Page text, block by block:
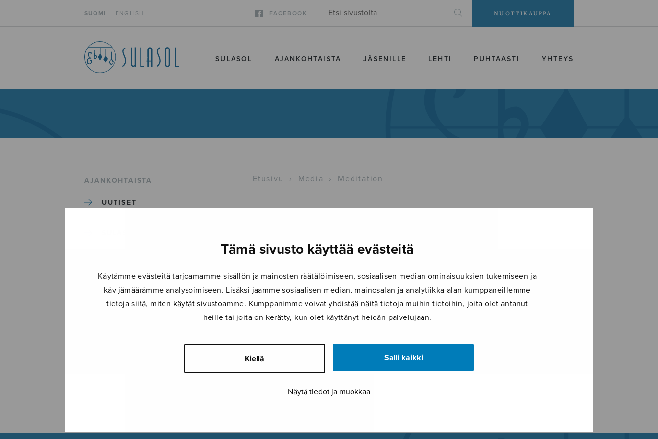
Tämä sivusto käyttää evästeitä
Käytämme evästeitä tarjoamamme sisällön ja mainosten räätälöimiseen, sosiaalisen median ominaisuuksien tukemiseen ja
kävijämäärämme analysoimiseen. Lisäksi jaamme sosiaalisen median, mainosalan ja analytiikka-alan kumppaneillemme
tietoja siitä, miten käytät sivustoamme. Kumppanimme voivat yhdistää näitä tietoja muihin tietoihin, joita olet antanut
heille tai joita on kerätty, kun olet käyttänyt heidän palvelujaan.
Kiellä Salli kaikki
Näytä tiedot ja muokkaa
SUOMI ENGLISH FACEBOOK NUOTTIKAUPPA
SULASOL AJANKOHTAISTA JÄSENILLE LEHTI PUHTAASTI YHTEYS
AJANKOHTAISTA
UUTISET
TAPAHTUMAT
KONSERTIT
Etusivu › Media › Meditation
Meditation